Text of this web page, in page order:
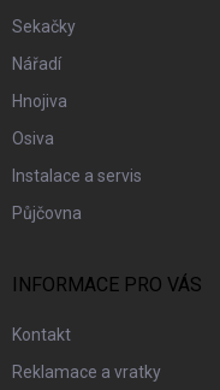
Sekačky
Nářadí
Hnojiva
Osiva
Instalace a servis
Půjčovna
INFORMACE PRO VÁS
Kontakt
Reklamace a vratky